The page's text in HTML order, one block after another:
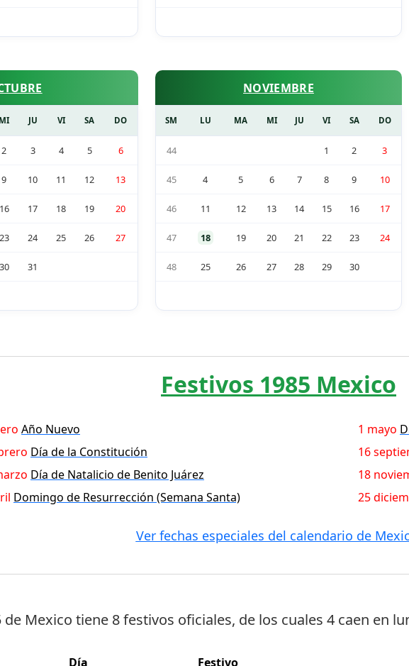
MI JU VI SA DO
2 3 4 5 6
9 10 11 12 13
16 17 18 19 20
23 24 25 26 27
30 31
NOVIEMBRE
SM LU MA MI JU VI SA DO
44 1 2 3
45 4 5 6 7 8 9 10
46 11 12 13 14 15 16 17
47 18 19 20 21 22 23 24
48 25 26 27 28 29 30
Festivos 1985 Mexico
Año Nuevo
Día de la Constitución
Día de Natalicio de Benito Juárez
Domingo de Resurrección (Semana Santa)
1 mayo
16
18
25
Ver fechas especiales del calendario de
de Mexico tiene 8 festivos oficiales, de los cuales 4 caen en
Día Festivo